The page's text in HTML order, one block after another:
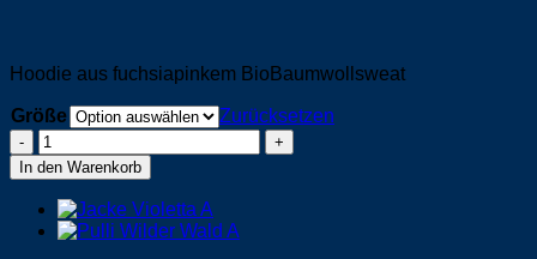
Hoodie aus fuchsiapinkem BioBaumwollsweat
Größe
Zurücksetzen
Kapu
Bio
-
Martha
Pink
Menge
In den Warenkorb